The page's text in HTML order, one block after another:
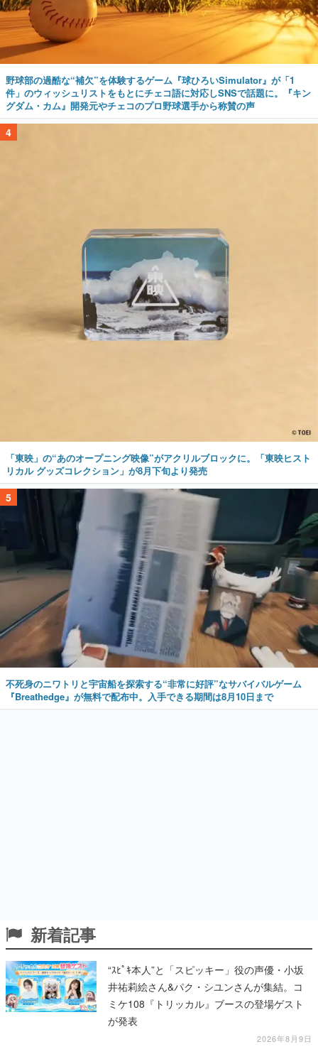
野球部の過酷な“補欠”を体験するゲーム『球ひろいSimulator』が「1
件」のウィッシュリストをもとにチェコ語に対応しSNSで話題に。『キン
グダム・カム』開発元やチェコのプロ野球選手から称賛の声
4
「東映」の“あのオープニング映像”がアクリルブロックに。「東映ヒスト
リカル グッズコレクション」が8月下旬より発売
5
不死身のニワトリと宇宙船を探索する“非常に好評”なサバイバルゲーム
『Breathedge』が無料で配布中。入手できる期間は8月10日まで
新着記事
“ｽﾋﾟｷ本人”と「スピッキー」役の声優・小坂
井祐莉絵さん&パク・シユンさんが集結。コ
ミケ108『トリッカル』ブースの登場ゲスト
が発表
2026年8月9日